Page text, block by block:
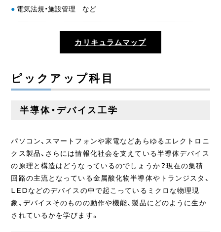
電気法規・施設管理 など
カリキュラムマップ
ピックアップ科目
半導体・デバイス工学
パソコン、スマートフォンや家電などあらゆるエレクトロニ
クス製品、さらには情報化社会を支えている半導体デバイス
の原理と構造はどうなっているのでしょうか？現在の集積
回路の主流となっている金属酸化物半導体やトランジスタ、
LEDなどのデバイスの中で起こっているミクロな物理現
象、デバイスそのものの動作や機能、製品にどのように生か
されているかを学びます。